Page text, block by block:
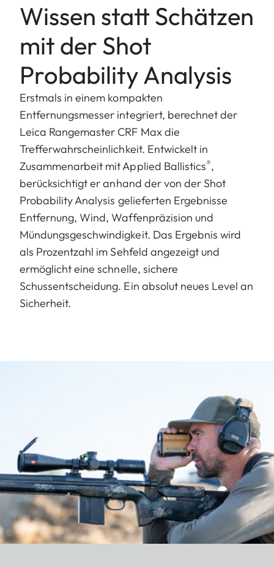
Wissen statt Schätzen
mit der Shot
Probability Analysis
Erstmals in einem kompakten
Entfernungsmesser integriert, berechnet der
Leica Rangemaster CRF Max die
Trefferwahrscheinlichkeit. Entwickelt in
Zusammenarbeit mit Applied Ballistics®,
berücksichtigt er anhand der von der Shot
Probability Analysis gelieferten Ergebnisse
Entfernung, Wind, Waffenpräzision und
Mündungsgeschwindigkeit. Das Ergebnis wird
als Prozentzahl im Sehfeld angezeigt und
ermöglicht eine schnelle, sichere
Schussentscheidung. Ein absolut neues Level an
Sicherheit.